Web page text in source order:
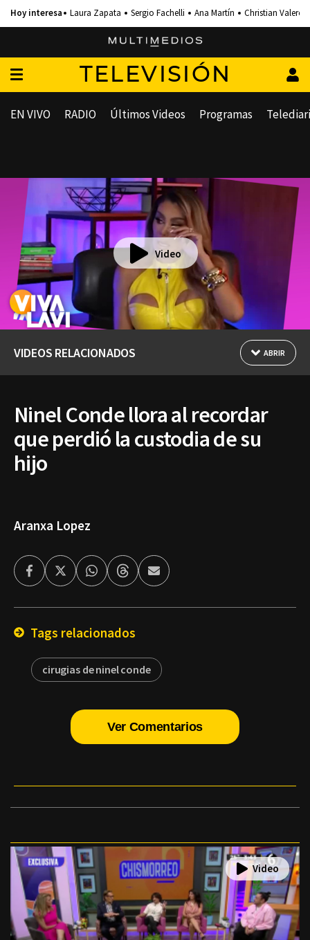
Laura Zapata Sergio Fachelli Ana Martín Christian Valero
TELEVISIÓN
EN VIVO RADIO Últimos Videos Programas
Video
VIDEOS RELACIONADOS ABRIR
Ninel Conde llora al recordar
que perdió la custodia de su
hijo
Aranxa Lopez
FacebookTwitterWhatsappThreadsEnviar
por
Tags relacionados
cirugias de ninel conde
Ver Comentarios